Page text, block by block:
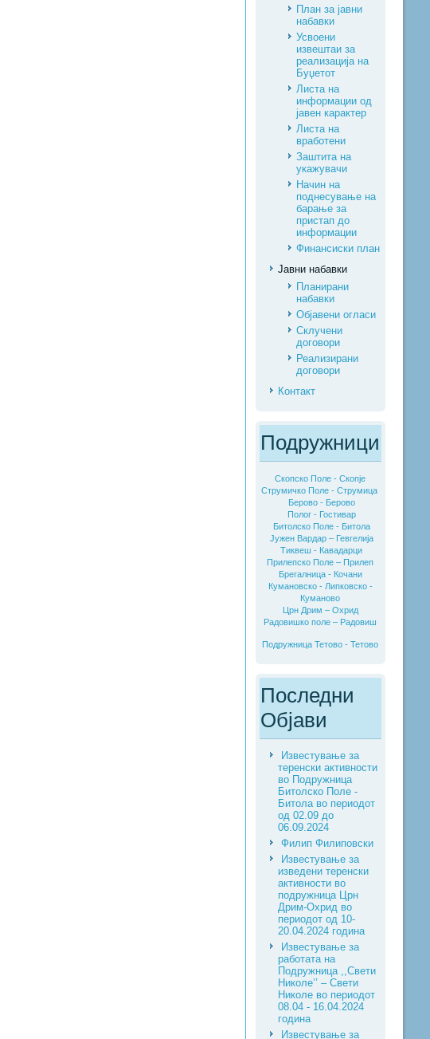
План за јавни
набавки
Усвоени
извештаи за
реализација на
Буџетот
Листа на
информации од
јавен карактер
Листа на
вработени
Заштита на
укажувачи
Начин на
поднесување на
барање за
пристап до
информации
Финансиски план
Јавни набавки
Планирани
набавки
Објавени огласи
Склучени
договори
Реализирани
договори
Контакт
Подружници
Скопско Поле - Скопје
Струмичко Поле - Струмица
Берово - Берово
Полог - Гостивар
Битолско Поле - Битола
Јужен Вардар – Гевгелија
Тиквеш - Кавадарци
Прилепско Поле – Прилеп
Брегалница - Кочани
Кумановско - Липковско -
Куманово
Црн Дрим – Охрид
Радовишко поле – Радовиш
Подружница Тетово - Тетово
Последни
Објави
Известување за
теренски активности
во Подружница
Битолско Поле -
Битола во периодот
од 02.09 до
06.09.2024
Филип Филиповски
Известување за
изведени теренски
активности во
подружница Црн
Дрим-Охрид во
периодот од 10-
20.04.2024 година
Известување за
работата на
Подружница ,,Свети
Николе’’ – Свети
Николе во периодот
08.04 - 16.04.2024
година
Известување за